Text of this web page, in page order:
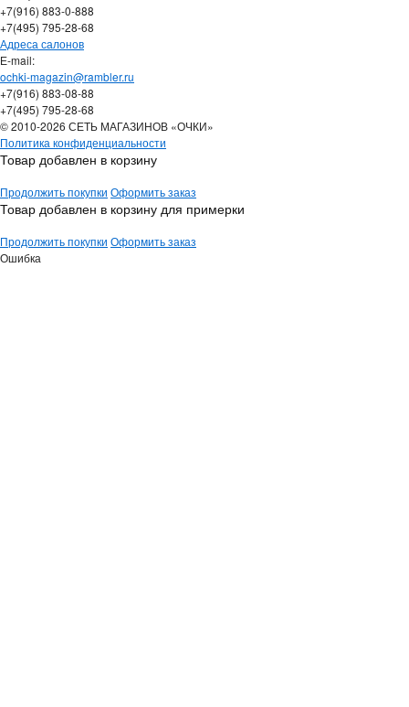
+7(916) 883-0-888
+7(495) 795-28-68
Адреса салонов
Е-mail:
ochki-magazin@rambler.ru
+7(916) 883-08-88
+7(495) 795-28-68
© 2010-2026 СЕТЬ МАГАЗИНОВ «ОЧКИ»
Политика конфиденциальности
Товар добавлен в корзину
Продолжить покупки Оформить заказ
Товар добавлен в корзину для примерки
Продолжить покупки Оформить заказ
Ошибка